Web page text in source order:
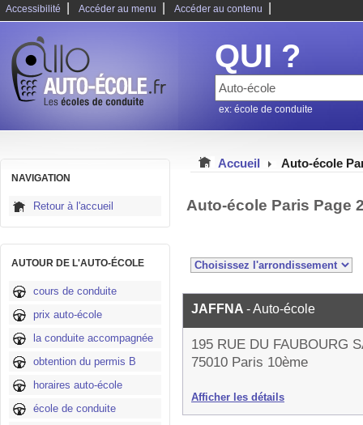
Accessibilité Accéder au menu Accéder au contenu
QUI ?
ex: école de conduite
NAVIGATION
Retour à l'accueil
AUTOUR DE L'AUTO-ÉCOLE
cours de conduite
prix auto-école
la conduite accompagnée
obtention du permis B
horaires auto-école
école de conduite
Accueil Auto-école
Auto-école Paris Page
JAFFNA - Auto-école
195 RUE DU FAUBOURG
75010 Paris 10ème
Afficher les détails